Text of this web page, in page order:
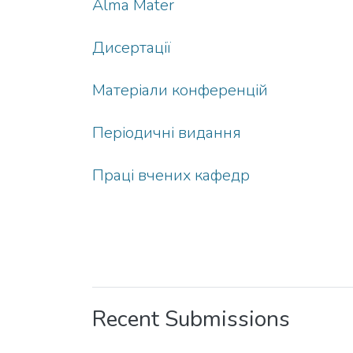
Alma Mater
Дисертації
Матеріали конференцій
Періодичні видання
Праці вчених кафедр
Recent Submissions